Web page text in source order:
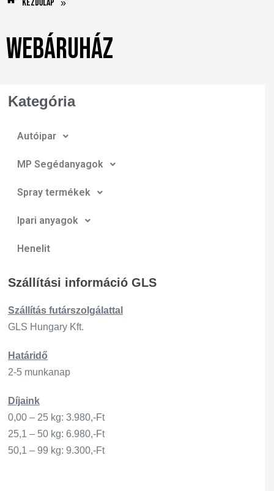
Kezdőlap »
Webáruház
Kategória
Autóipar
MP Segédanyagok
Spray termékek
Ipari anyagok
Henelit
Szállítási információ GLS
Szállítás futárszo lgálattal
GLS Hungary Kft.
Határidő
2-5 munkanap
Díjaink
0,00 – 25 kg: 3.980,-Ft
25,1 – 50 kg: 6.980,-Ft
50,1 – 99 kg: 9.300,-Ft